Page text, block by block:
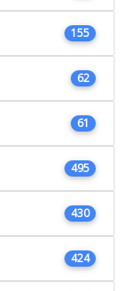
155
62
61
495
430
424